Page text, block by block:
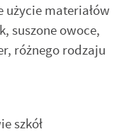
użycie materiałów
suszone owoce,
różnego rodzaju
szkół